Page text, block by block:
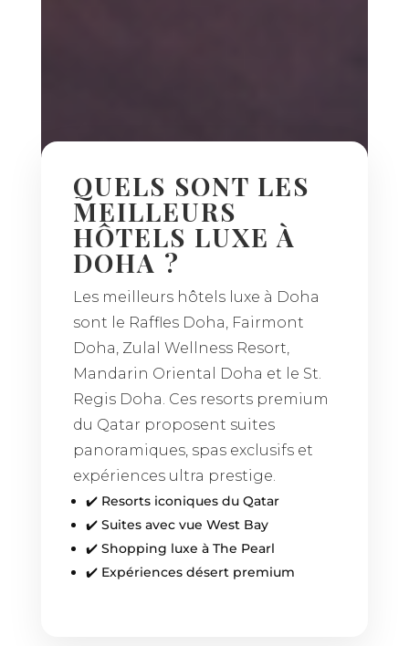
QUELS SONT LES
MEILLEURS
HÔTELS LUXE À
DOHA ?
Les meilleurs hôtels luxe à Doha
sont le Raffles Doha, Fairmont
Doha, Zulal Wellness Resort,
Mandarin Oriental Doha et le St.
Regis Doha. Ces resorts premium
du Qatar proposent suites
panoramiques, spas exclusifs et
expériences ultra prestige.
✔️ Resorts iconiques du Qatar
✔️ Suites avec vue West Bay
✔️ Shopping luxe à The Pearl
✔️ Expériences désert premium